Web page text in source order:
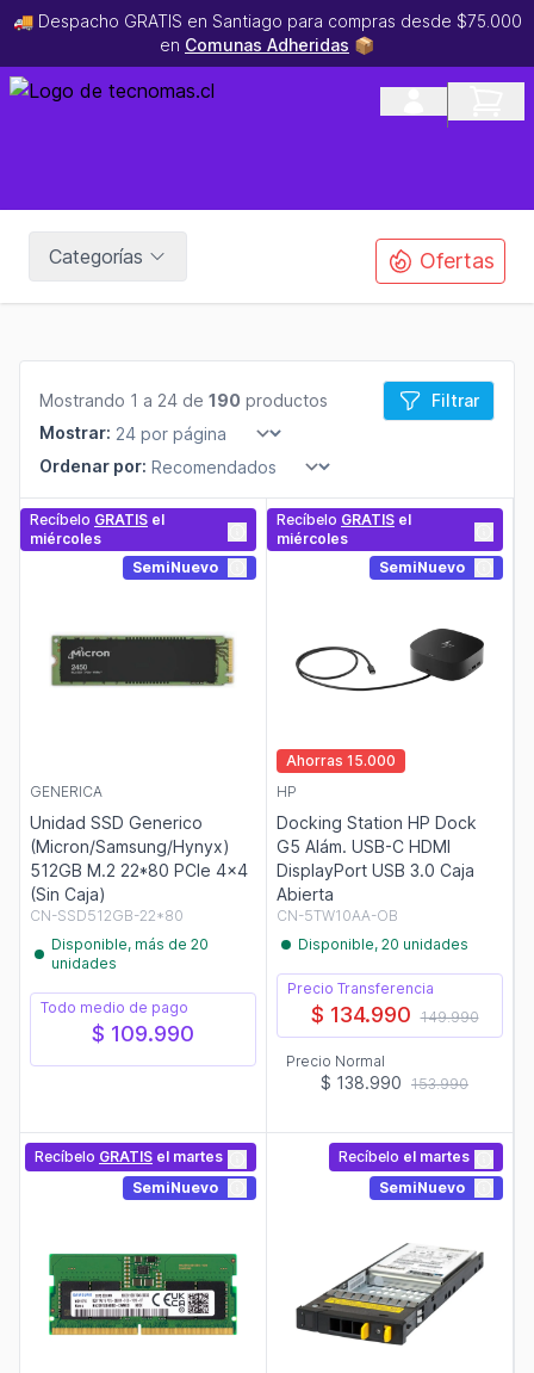
🚚 Despacho GRATIS en Santiago para compras desde $75.000
en Comunas Adheridas 📦
Categorías Ofertas
Mostrando 1 a 24 de 190 productos
Filtrar
Mostrar:
Ordenar por:
Recíbelo GRATIS el
miércoles
SemiNuevo
GENERICA
Unidad SSD Generico
(Micron/Samsung/Hynyx)
512GB M.2 22*80 PCIe 4x4
(Sin Caja)
CN-SSD512GB-22*80
Disponible, más de 20
unidades
Todo medio de pago
$ 109.990
Recíbelo GRATIS el
miércoles
SemiNuevo
Ahorras 15.000
HP
Docking Station HP Dock
G5 Alám. USB-C HDMI
DisplayPort USB 3.0 Caja
Abierta
CN-5TW10AA-OB
Disponible, 20 unidades
Precio Transferencia
$ 134.990 149.990
Precio Normal
$ 138.990 153.990
Recíbelo GRATIS el martes
SemiNuevo
Recíbelo el martes
SemiNuevo